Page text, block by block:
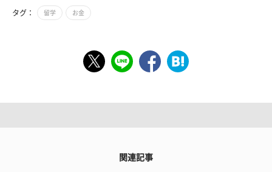
タグ： 留学 お金
関連記事